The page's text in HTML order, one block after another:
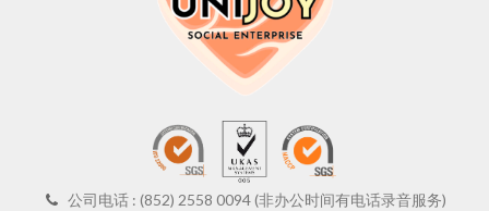
公司电话 : (852) 2558 0094 (非办公时间有电话录音服务)